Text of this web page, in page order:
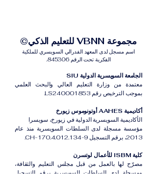
مجموعة VBNN للتعليم الذكي©
اسم مسجل لدى المعهد الفدرالي السويسري للملكية
الفكرية تحت الرقم 845306.
الجامعة السويسرية الدولية SIU
معتمدة من وزارة التعليم العالي والبحث العلمي
بموجب الترخيص رقم LS240001853.
أكاديمية AAHES أوتونوموس زيورخ
الأكاديمية السويسرية الدولية في زيورخ، سويسرا
مؤسسة مسجلة لدى السلطات السويسرية منذ عام
2013، برقم التسجيل CH-170.4.012.134-9.
كلية ISBM للأعمال لوتسرن
مصرّح لها بالعمل من قبل مجلس التعليم والثقافة،
ومسجلة لدى السلطات السويسرية برقم التسجيل